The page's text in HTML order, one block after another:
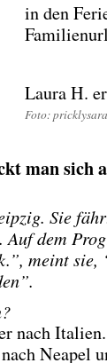
in den
Laura H.
Foto:
man sich
Sie
dem
meint sie,
nach
Neapel